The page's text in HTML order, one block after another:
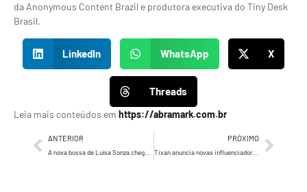
da Anonymous Content Brazil e produtora executiva do Tiny Desk
Brasil.
LinkedIn WhatsApp X
Threads
Leia mais conteúdos em https://abramark.com.br
ANTERIOR PRÓXIMO
Tixan anuncia novas influenciadoras, ações de mídia e celebra consolidação como marca nº1 em sabão em pó no Brasil